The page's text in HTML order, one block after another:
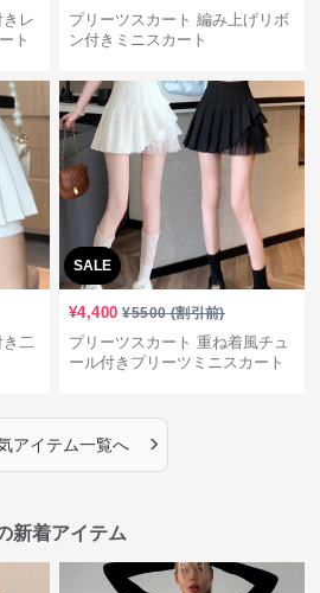
レ
ト
プリーツスカート 編み上げリボ
ン付きミニスカート
き二
SALE
¥4,400 ¥5500(割引前)
プリーツスカート 重ね着風チュ
ール付きプリーツミニスカート
アイテム一覧へ ›
新着アイテム